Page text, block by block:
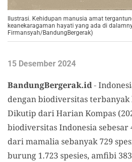
Ilustrasi. Kehidupan manusia amat
keanekaragaman hayati yang ada di
Firmansyah/BandungBergerak)
15 Desember 2024
BandungBergerak.id-
dengan biodiversitas terbanyak
Dikutip dari Harian Kompas
biodiversitas Indonesia
dari mamalia sebanyak 729
burung 1.723 spesies, amfibi